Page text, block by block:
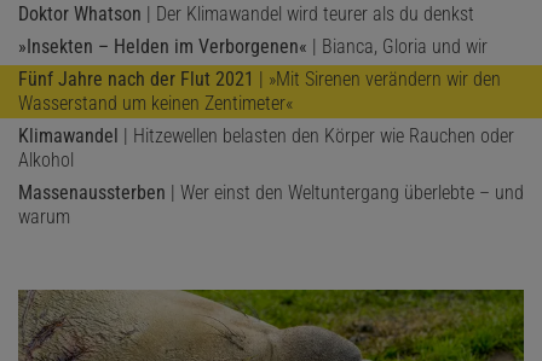
Doktor Whatson | Der Klimawandel wird teurer als du denkst
»Insekten – Helden im Verborgenen« | Bianca, Gloria und wir
Fünf Jahre nach der Flut 2021 | »Mit Sirenen verändern wir den
Wasserstand um keinen Zentimeter«
Klimawandel | Hitzewellen belasten den Körper wie Rauchen oder
Alkohol
Massenaussterben | Wer einst den Weltuntergang überlebte – und
warum